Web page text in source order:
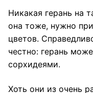
Никакая герань на
она тоже, нужно
цветов.
честно: герань
сорхидеями.
Хоть они из очень